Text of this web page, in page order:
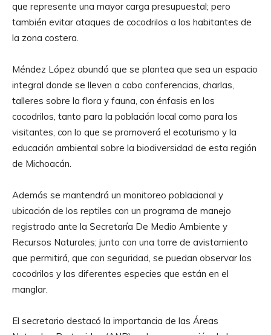
que represente una mayor carga presupuestal; pero
también evitar ataques de cocodrilos a los habitantes de
la zona costera.
Méndez López abundó que se plantea que sea un espacio
integral donde se lleven a cabo conferencias, charlas,
talleres sobre la flora y fauna, con énfasis en los
cocodrilos, tanto para la población local como para los
visitantes, con lo que se promoverá el ecoturismo y la
educación ambiental sobre la biodiversidad de esta región
de Michoacán.
Además se mantendrá un monitoreo poblacional y
ubicación de los reptiles con un programa de manejo
registrado ante la Secretaría De Medio Ambiente y
Recursos Naturales; junto con una torre de avistamiento
que permitirá, que con seguridad, se puedan observar los
cocodrilos y las diferentes especies que están en el
manglar.
El secretario destacó la importancia de las Áreas